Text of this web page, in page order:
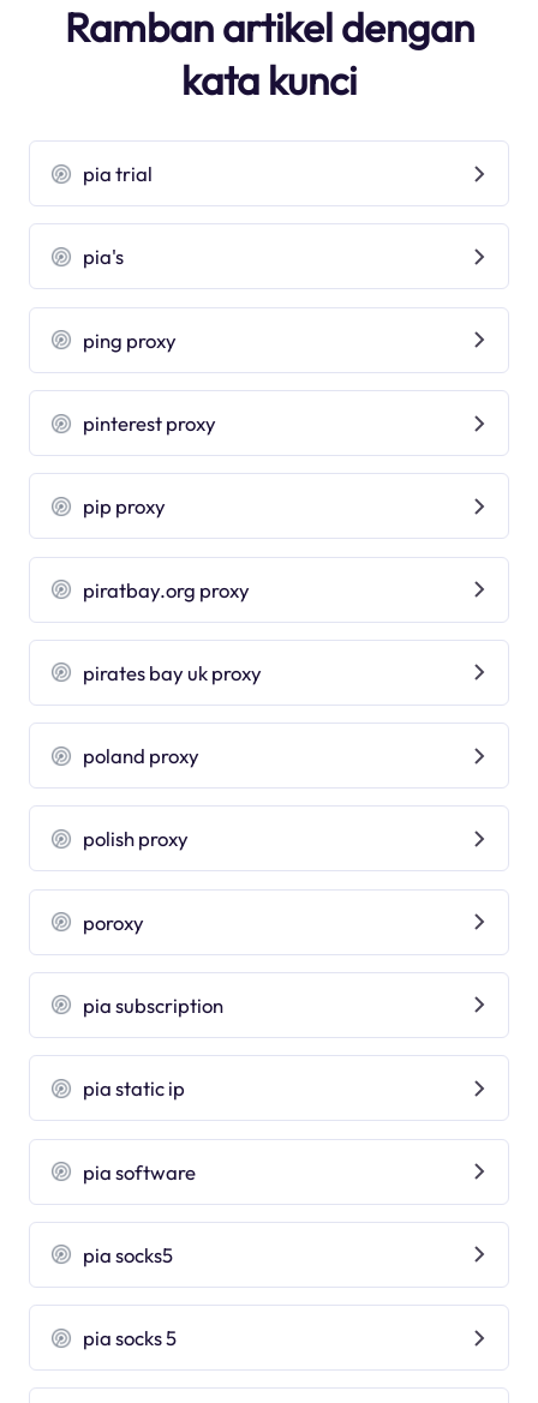
Ramban artikel dengan
kata kunci
pia trial
pia's
ping proxy
pinterest proxy
pip proxy
piratbay.org proxy
pirates bay uk proxy
poland proxy
polish proxy
poroxy
pia subscription
pia static ip
pia software
pia socks5
pia socks 5